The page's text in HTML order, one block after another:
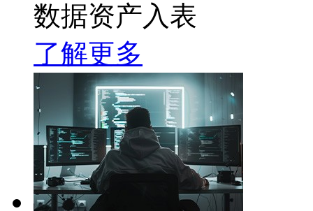
数据资产入表
了解更多